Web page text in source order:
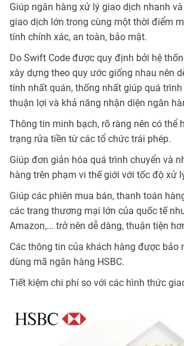
Giúp ngân hàng xử lý giao dịch nhanh
giao dịch lớn trong cùng một thời điểm
tính chính xác, an toàn, bảo mật.
Do Swift Code được quy định bởi hệ
xây dựng theo quy ước giống nhau nên
tính nhất quán, thống nhất giúp quá
thuận lợi và khả năng nhận diện ngân
Thông tin minh bạch, rõ ràng nên có thể
trạng rửa tiền từ các tổ chức trái phép.
Giúp đơn giản hóa quá trình chuyển và
hàng trên phạm vi thế giới với tốc độ xử
Giúp các phiên mua bán, thanh toán
các trang thương mại lớn của quốc tế
Amazon,... trở nên dễ dàng, thuận tiện
Các thông tin của khách hàng được bảo
dùng mã ngân hàng HSBC.
Tiết kiệm chi phí so với các hình thức